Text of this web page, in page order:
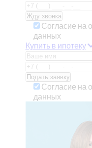
Согласие на
данных
Купить в ипотеку
Согласие на
данных